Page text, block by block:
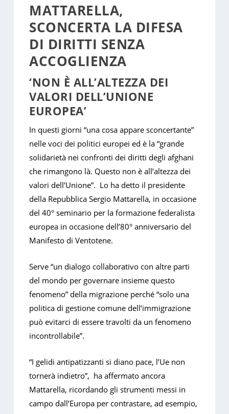
MATTARELLA,
SCONCERTA LA DIFESA
DI DIRITTI SENZA
ACCOGLIENZA
‘NON È ALL’ALTEZZA DEI
VALORI DELL’UNIONE
EUROPEA’
In questi giorni “una cosa appare sconcertante”
nelle voci dei politici europei ed è la “grande
solidarietà nei confronti dei diritti degli afghani
che rimangono là. Questo non è all’altezza dei
valori dell’Unione”. Lo ha detto il presidente
della Repubblica Sergio Mattarella, in occasione
del 40° seminario per la formazione federalista
europea in occasione dell’80° anniversario del
Manifesto di Ventotene.
Serve “un dialogo collaborativo con altre parti
del mondo per governare insieme questo
fenomeno” della migrazione perché “solo una
politica di gestione comune dell’immigrazione
può evitarci di essere travolti da un fenomeno
incontrollabile”.
“I gelidi antipatizzanti si diano pace, l’Ue non
tornerà indietro”, ha affermato ancora
Mattarella, ricordando gli strumenti messi in
campo dall’Europa per contrastare, ad esempio,